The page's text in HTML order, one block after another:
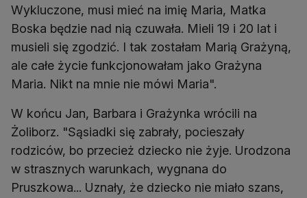
Wykluczone, musi mieć na imię Maria, Matka
Boska będzie nad nią czuwała. Mieli 19 i 20 lat i
musieli się zgodzić. I tak zostałam Marią Grażyną,
ale całe życie funkcjonowałam jako Grażyna
Maria. Nikt na mnie nie mówi Maria".
W końcu Jan, Barbara i Grażynka wrócili na
Żoliborz. "Sąsiadki się zabrały, pocieszały
rodziców, bo przecież dziecko nie żyje. Urodzona
w strasznych warunkach, wygnana do
Pruszkowa... Uznały, że dziecko nie miało szans,